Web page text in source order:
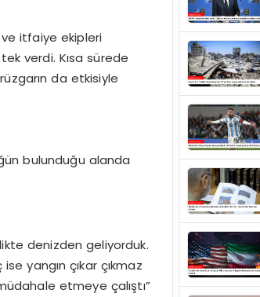
itfaiye ekipleri
verdi. Kısa sürede
da etkisiyle
bulunduğu alanda
denizden geliyorduk.
yangın çıkar çıkmaz
etmeye çalıştı”